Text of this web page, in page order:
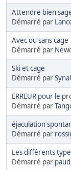
Attendre bien
Démarré par
Avec ou sans cage
Démarré par
Ski et cage
Démarré par
ERREUR pour le
Démarré par
éjaculation
Démarré par
Les différents
Démarré par